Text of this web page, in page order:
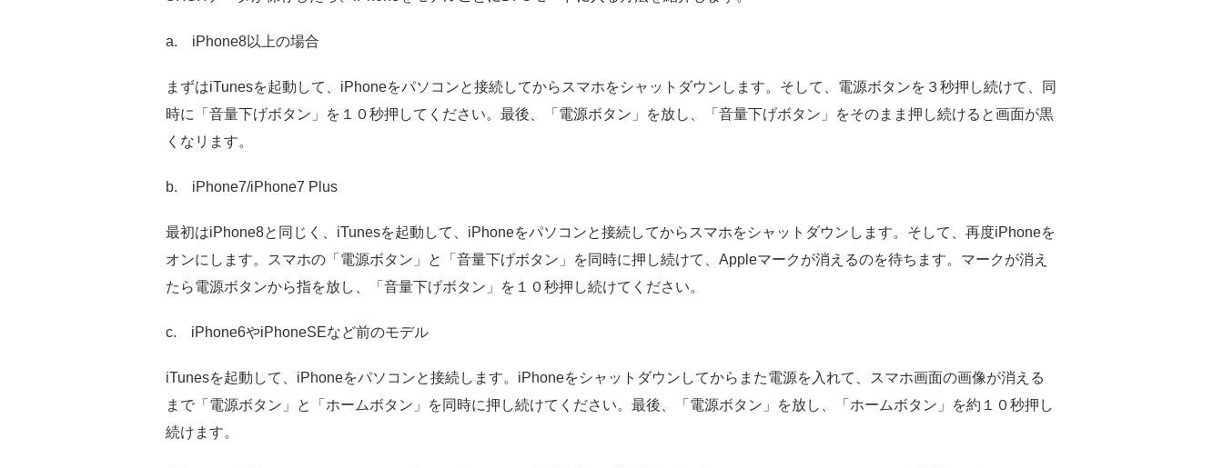
a. iPhone8以上の場合
まずはiTunesを起動して、iPhoneをパソコンと接続してからスマホをシャットダウンします。そして、電源ボタンを３秒押し続けて、同
時に「音量下げボタン」を１０秒押してください。最後、「電源ボタン」を放し、「音量下げボタン」をそのまま押し続けると画面が黒
くなリます。
b. iPhone7/iPhone7 Plus
最初はiPhone8と同じく、iTunesを起動して、iPhoneをパソコンと接続してからスマホをシャットダウンします。そして、再度iPhoneを
オンにします。スマホの「電源ボタン」と「音量下げボタン」を同時に押し続けて、Appleマークが消えるのを待ちます。マークが消え
たら電源ボタンから指を放し、「音量下げボタン」を１０秒押し続けてください。
c. iPhone6やiPhoneSEなど前のモデル
iTunesを起動して、iPhoneをパソコンと接続します。iPhoneをシャットダウンしてからまた電源を入れて、スマホ画面の画像が消える
まで「電源ボタン」と「ホームボタン」を同時に押し続けてください。最後、「電源ボタン」を放し、「ホームボタン」を約１０秒押し
続けます。